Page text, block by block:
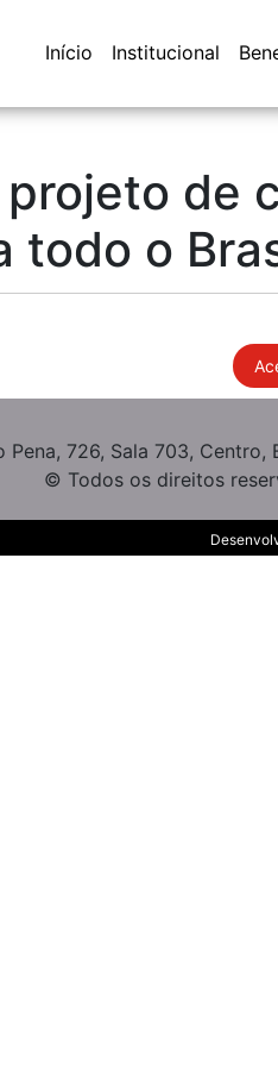
Início Institucional
de
todo o
Pena, 726, Sala 703,
© Todos os direitos